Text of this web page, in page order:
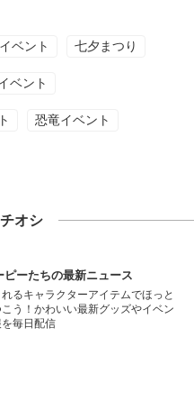
ベント 七夕まつり
ベント
恐竜イベント
オシ
ピーたちの最新ニュース
るキャラクターアイテムでほっと
う！かわいい最新グッズやイベン
を毎日配信